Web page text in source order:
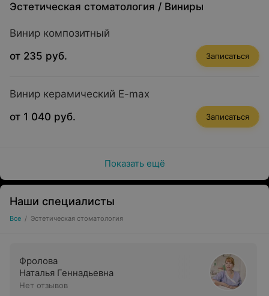
Эстетическая стоматология / Виниры
Винир композитный
от 235 руб.
Записаться
Винир керамический E-max
от 1 040 руб.
Записаться
Показать ещё
Наши специалисты
Все / Эстетическая стоматология
Фролова
Наталья Геннадьевна
Нет отзывов